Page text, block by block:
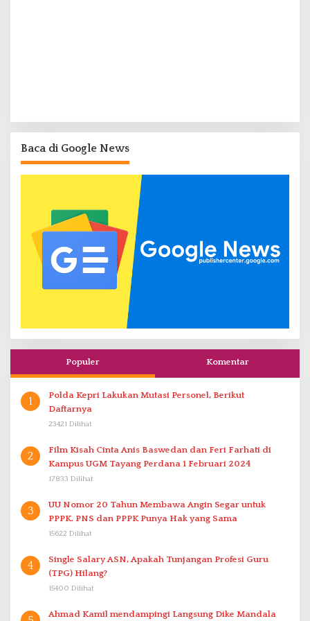
Baca di Google News
Populer Komentar
1
Polda Kepri Lakukan Mutasi Personel, Berikut
Daftarnya
23421 Dilihat
2
Film Kisah Cinta Anis Baswedan dan Feri Farhati di
Kampus UGM Tayang Perdana 1 Februari 2024
17833 Dilihat
3
UU Nomor 20 Tahun Membawa Angin Segar untuk
PPPK. PNS dan PPPK Punya Hak yang Sama
15622 Dilihat
4
Single Salary ASN, Apakah Tunjangan Profesi Guru
(TPG) Hilang?
15400 Dilihat
Ahmad Kamil mendampingi Langsung Dike Mandala